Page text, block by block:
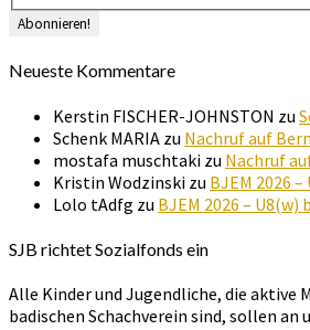
Neueste Kommentare
Kerstin FISCHER-JOHNSTON zu
Schenk MARIA zu Nachruf auf
mostafa muschtaki zu Nachruf
Kristin Wodzinski zu BJEM 2026
Lolo tAdfg zu BJEM 2026 – U8(w)
SJB richtet Sozialfonds ein
Alle Kinder und Jugendliche, die aktive
badischen Schachverein sind, sollen an